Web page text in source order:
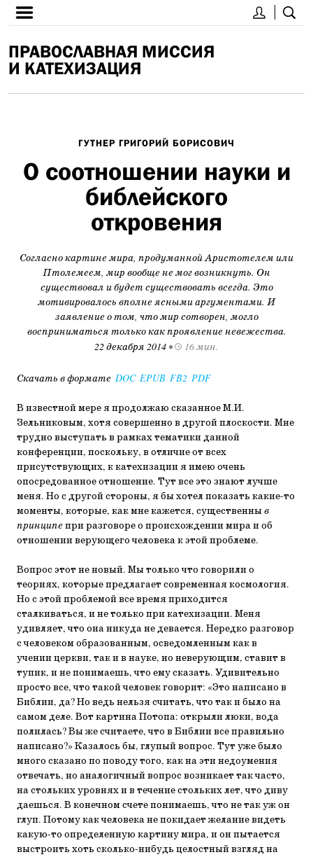
ПРАВОСЛАВНАЯ МИССИЯ
И КАТЕХИЗАЦИЯ
ГУТНЕР ГРИГОРИЙ БОРИСОВИЧ
О соотношении науки и
библейского
откровения
Согласно картине мира, продуманной Аристотелем или
Птолемеем, мир вообще не мог возникнуть. Он
существовал и будет существовать всегда. Это
мотивировалось вполне ясными аргументами. И
заявление о том, что мир сотворен, могло
восприниматься только как проявление невежества.
22 декабря 2014 • 16 мин.
Скачать в формате DOC EPUB FB2 PDF
В известной мере я продолжаю сказанное М.И.
Зельниковым, хотя совершенно в другой плоскости. Мне
трудно выступать в рамках тематики данной
конференции, поскольку, в отличие от всех
присутствующих, к катехизации я имею очень
опосредованное отношение. Тут все это знают лучше
меня. Но с другой стороны, я бы хотел показать какие-то
моменты, которые, как мне кажется, существенныв
принципепри разговоре о происхождении мира и об
отношении верующего человека к этой проблеме.
Вопрос этот не новый. Мы только что говорили о
теориях, которые предлагает современная космология.
Но с этой проблемой все время приходится
сталкиваться, и не только при катехизации. Меня
удивляет, что она никуда не девается. Нередко разговор
с человеком образованным, осведомленным как в
учении церкви, так и в науке, но неверующим, ставит в
тупик, и не понимаешь, что ему сказать. Удивительно
просто все, что такой человек говорит: «Это написано в
Библии, да? Но ведь нельзя считать, что так и было на
самом деле. Вот картина Потопа: открыли люки, вода
полилась? Вы же считаете, что в Библии все правильно
написано?» Казалось бы, глупый вопрос. Тут уже было
много сказано по поводу того, как на эти недоумения
отвечать, но аналогичный вопрос возникает так часто,
на стольких уровнях и в течение стольких лет, что диву
даешься. В конечном счете понимаешь, что не так уж он
глуп. Потому как человека не покидает желание видеть
какую-то определенную картину мира, и он пытается
выстроить хоть сколько-нибудь целостный взгляд на